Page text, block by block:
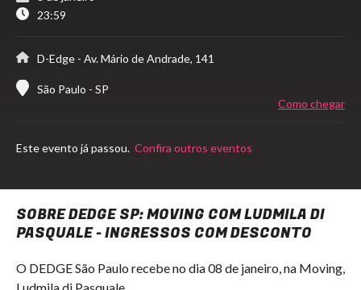
23:59
D-Edge - Av. Mário de Andrade, 141
São Paulo - SP
Como chegar
Este evento já passou. Confira outros eventos
SOBRE DEDGE SP: MOVING COM LUDMILA DI
PASQUALE - INGRESSOS COM DESCONTO
O DEDGE São Paulo recebe no dia 08 de janeiro, na Moving,